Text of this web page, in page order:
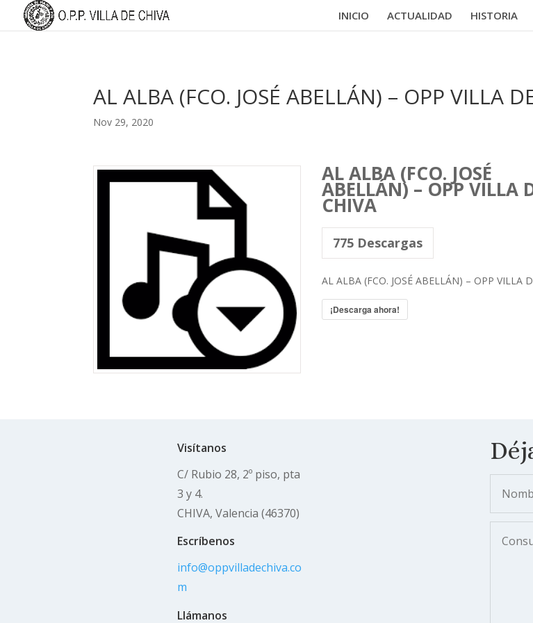
INICIO ACTUALIDAD HISTORIA
AL ALBA (FCO. JOSÉ ABELLÁN) – OPP VILLA
Nov 29, 2020
AL ALBA (FCO. JOSÉ
ABELLÁN) – OPP VILLA
CHIVA
775 Descargas
AL ALBA (FCO. JOSÉ ABELLÁN) – OPP VILLA
¡Descarga ahora!
Visítanos
C/ Rubio 28, 2º piso, pta
3 y 4.
CHIVA, Valencia (46370)
Escríbenos
info@oppvilladechiva.co
m
Llámanos